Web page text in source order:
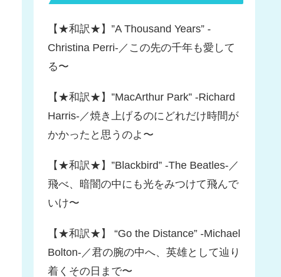
【★和訳★】”A Thousand Years” -
Christina Perri-／この先の千年も愛して
る〜
【★和訳★】”MacArthur Park” -Richard
Harris-／焼き上げるのにどれだけ時間が
かかったと思うのよ〜
【★和訳★】”Blackbird” -The Beatles-／
飛べ、暗闇の中にも光をみつけて飛んで
いけ〜
【★和訳★】 “Go the Distance” -Michael
Bolton-／君の腕の中へ、英雄として辿り
着くその日まで〜